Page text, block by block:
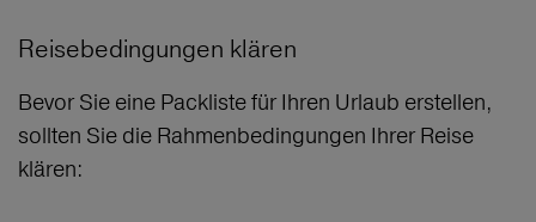
Reisebedingungen klären
Bevor Sie eine Packliste für Ihren Urlaub erstellen,
sollten Sie die Rahmenbedingungen Ihrer Reise
klären: